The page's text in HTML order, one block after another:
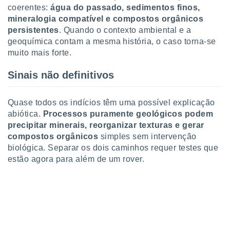
através
estudos
e
de
1199
coerentes:água do passado, sedimentos finos,
mineralogia compatível e compostos orgânicos
persistentes. Quando o contexto ambiental e a
geoquímica contam a mesma história, o caso torna-se
muito mais forte.
Sinais não definitivos
Quase todos os indícios têm uma possível explicação
abiótica. Processos puramente geológicos podem
precipitar minerais, reorganizar texturas e gerar
compostos orgânicos simples sem intervenção
biológica. Separar os dois caminhos requer testes que
estão agora para além de um rover.